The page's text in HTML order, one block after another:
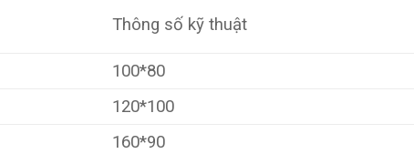
Thông số kỹ thuật
100*80
120*100
160*90